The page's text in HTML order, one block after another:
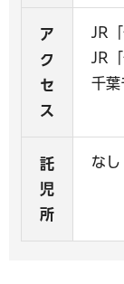
ア
ク
セ
ス
JR
JR
千葉
託
児
所
なし